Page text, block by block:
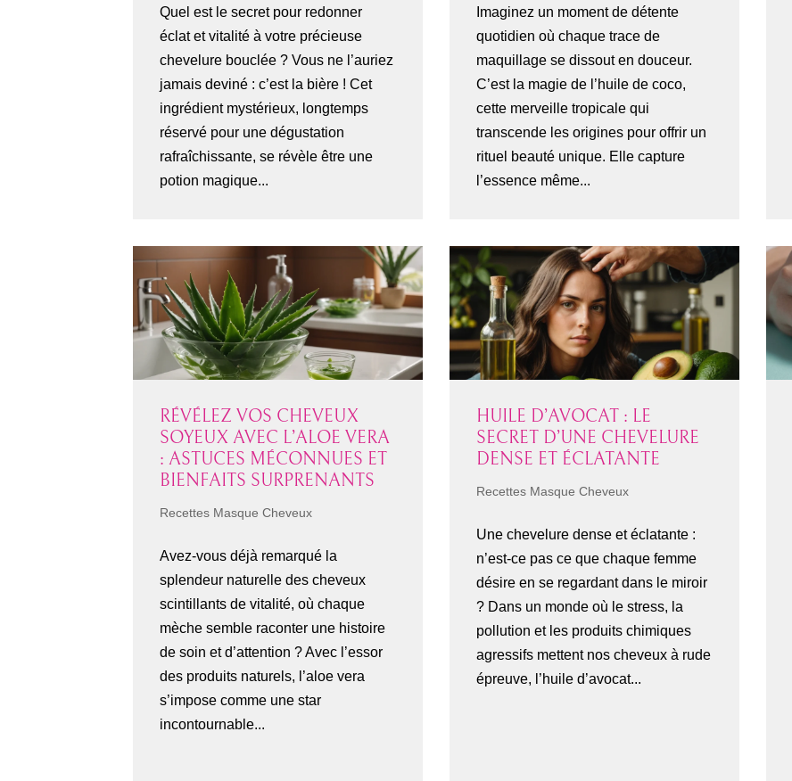
Quel est le secret pour redonner
éclat et vitalité à votre précieuse
chevelure bouclée ? Vous ne l’auriez
jamais deviné : c’est la bière ! Cet
ingrédient mystérieux, longtemps
réservé pour une dégustation
rafraîchissante, se révèle être une
potion magique...
Imaginez un moment de détente
quotidien où chaque trace de
maquillage se dissout en douceur.
C’est la magie de l’huile de coco,
cette merveille tropicale qui
transcende les origines pour offrir un
rituel beauté unique. Elle capture
l’essence même...
RÉVÉLEZ VOS CHEVEUX
SOYEUX AVEC L’ALOE VERA
: ASTUCES MÉCONNUES ET
BIENFAITS SURPRENANTS
Recettes Masque Cheveux
Avez-vous déjà remarqué la
splendeur naturelle des cheveux
scintillants de vitalité, où chaque
mèche semble raconter une histoire
de soin et d’attention ? Avec l’essor
des produits naturels, l’aloe vera
s’impose comme une star
incontournable...
HUILE D’AVOCAT : LE
SECRET D’UNE CHEVELURE
DENSE ET ÉCLATANTE
Recettes Masque Cheveux
Une chevelure dense et éclatante :
n’est-ce pas ce que chaque femme
désire en se regardant dans le miroir
? Dans un monde où le stress, la
pollution et les produits chimiques
agressifs mettent nos cheveux à rude
épreuve, l’huile d’avocat...